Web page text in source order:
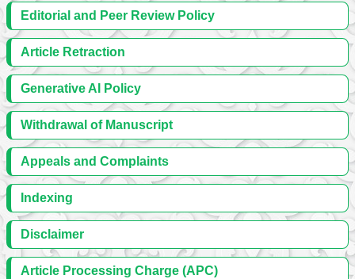
Editorial and Peer Review Policy
Article Retraction
Generative AI Policy
Withdrawal of Manuscript
Appeals and Complaints
Indexing
Disclaimer
Article Processing Charge (APC)